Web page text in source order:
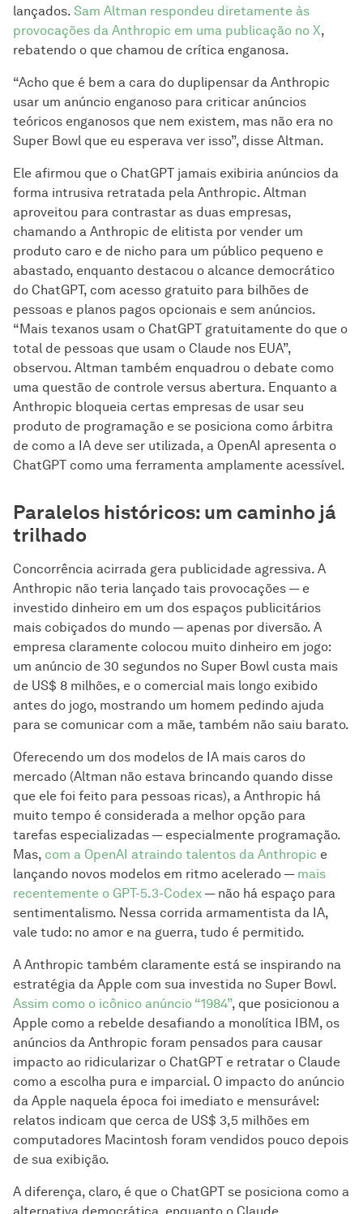
lançados. Sam Altman respondeu diretamente às
provocações da Anthropic em uma publicação no X,
rebatendo o que chamou de crítica enganosa.
“Acho que é bem a cara do duplipensar da Anthropic
usar um anúncio enganoso para criticar anúncios
teóricos enganosos que nem existem, mas não era no
Super Bowl que eu esperava ver isso”, disse Altman.
Ele afirmou que o ChatGPT jamais exibiria anúncios da
forma intrusiva retratada pela Anthropic. Altman
aproveitou para contrastar as duas empresas,
chamando a Anthropic de elitista por vender um
produto caro e de nicho para um público pequeno e
abastado, enquanto destacou o alcance democrático
do ChatGPT, com acesso gratuito para bilhões de
pessoas e planos pagos opcionais e sem anúncios.
“Mais texanos usam o ChatGPT gratuitamente do que o
total de pessoas que usam o Claude nos EUA”,
observou. Altman também enquadrou o debate como
uma questão de controle versus abertura. Enquanto a
Anthropic bloqueia certas empresas de usar seu
produto de programação e se posiciona como árbitra
de como a IA deve ser utilizada, a OpenAI apresenta o
ChatGPT como uma ferramenta amplamente acessível.
Paralelos históricos: um caminho já
trilhado
Concorrência acirrada gera publicidade agressiva. A
Anthropic não teria lançado tais provocações — e
investido dinheiro em um dos espaços publicitários
mais cobiçados do mundo — apenas por diversão. A
empresa claramente colocou muito dinheiro em jogo:
um anúncio de 30 segundos no Super Bowl custa mais
de US$ 8 milhões, e o comercial mais longo exibido
antes do jogo, mostrando um homem pedindo ajuda
para se comunicar com a mãe, também não saiu barato.
Oferecendo um dos modelos de IA mais caros do
mercado (Altman não estava brincando quando disse
que ele foi feito para pessoas ricas), a Anthropic há
muito tempo é considerada a melhor opção para
tarefas especializadas — especialmente programação.
Mas, com a OpenAI atraindo talentos da Anthropic e
lançando novos modelos em ritmo acelerado — mais
recentemente o GPT-5.3-Codex — não há espaço para
sentimentalismo. Nessa corrida armamentista da IA,
vale tudo: no amor e na guerra, tudo é permitido.
A Anthropic também claramente está se inspirando na
estratégia da Apple com sua investida no Super Bowl.
Assim como o icônico anúncio “1984”, que posicionou a
Apple como a rebelde desafiando a monolítica IBM, os
anúncios da Anthropic foram pensados para causar
impacto ao ridicularizar o ChatGPT e retratar o Claude
como a escolha pura e imparcial. O impacto do anúncio
da Apple naquela época foi imediato e mensurável:
relatos indicam que cerca de US$ 3,5 milhões em
computadores Macintosh foram vendidos pouco depois
de sua exibição.
A diferença, claro, é que o ChatGPT se posiciona como a
alternativa democrática, enquanto o Claude